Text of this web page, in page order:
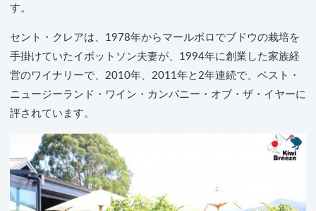
す。
セント・クレアは、1978年からマールボロでブドウの栽培を
手掛けていたイボットソン夫妻が、1994年に創業した家族経
営のワイナリーで、2010年、2011年と2年連続で、ベスト・
ニュージーランド・ワイン・カンパニー・オブ・ザ・イヤーに
評されています。